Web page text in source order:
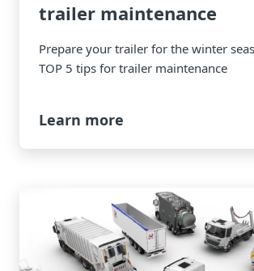
trailer maintenance
Prepare your trailer for the winter
TOP 5 tips for trailer maintenance
Learn more